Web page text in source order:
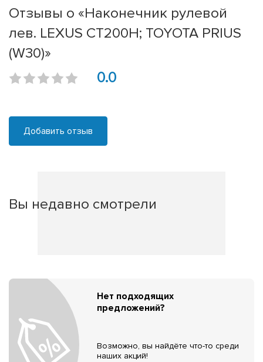
Отзывы о «Наконечник рулевой
лев. LEXUS CT200H; TOYOTA PRIUS
(W30)»
0.0
Добавить отзыв
Вы недавно смотрели
Нет подходящих
предложений?
Возможно, вы найдёте что-то среди
наших акций!